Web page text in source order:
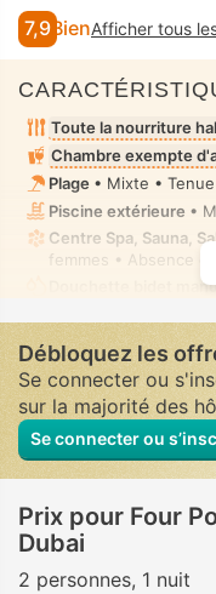
7,9 BienAfficher tous
Toute la nourriture
Chambre exempte
Plage • Mixte •
Piscine extérieure •
Centre Spa, Sauna,
femmes • Absence
Douchette bidet
Débloquez les
Se connecter ou
sur la majorité des
Se connecter ou
Prix pour Four
Dubai
2 personnes 1 nuit